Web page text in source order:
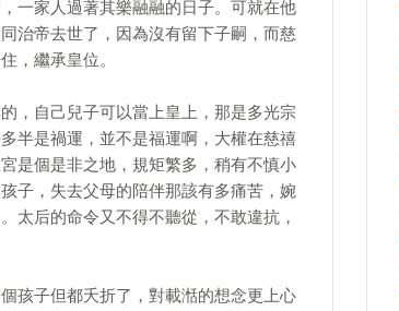
一家人過著其樂融融的日子。可就在他
治帝去世了，因為沒有留下子嗣，而慈
，繼承皇位。
，自己兒子可以當上皇上，那是多光宗
半是禍運，並不是福運啊，大權在慈禧
是個是非之地，規矩繁多，稍有不慎小
子，失去父母的陪伴那該有多痛苦，婉
太后的命令又不得不聽從，不敢違抗，
孩子但都夭折了，對載湉的想念更上心